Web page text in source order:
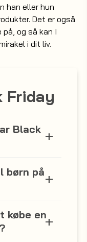
han eller hun
Det er også
og så kan I
i dit liv.
Friday
Black
børn på
købe en